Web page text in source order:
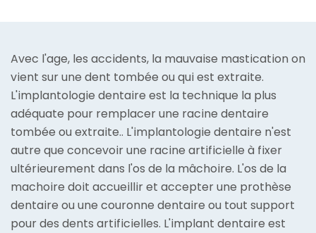
Avec l'age, les accidents, la mauvaise mastication on
vient sur une dent tombée ou qui est extraite.
L'implantologie dentaire est la technique la plus
adéquate pour remplacer une racine dentaire
tombée ou extraite.. L'implantologie dentaire n'est
autre que concevoir une racine artificielle à fixer
ultérieurement dans l'os de la mâchoire. L'os de la
machoire doit accueillir et accepter une prothèse
dentaire ou une couronne dentaire ou tout support
pour des dents artificielles. L'implant dentaire est